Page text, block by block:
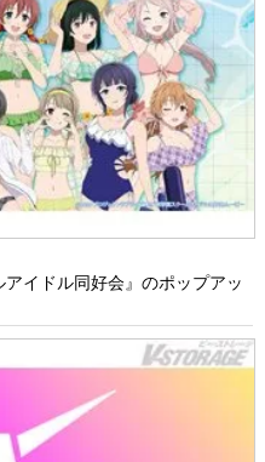
アイドル同好会』のポップアッ